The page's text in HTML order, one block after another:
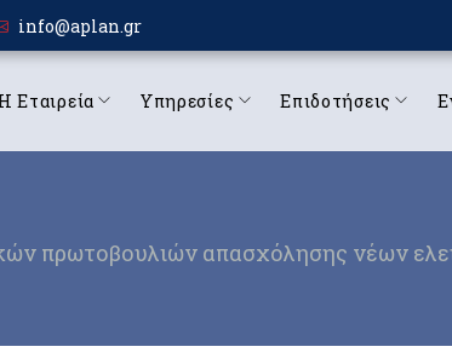
info@aplan.gr
Η Εταιρεία Υπηρεσίες Επιδοτήσεις
πρωτοβουλιών απασχόλησης νέων